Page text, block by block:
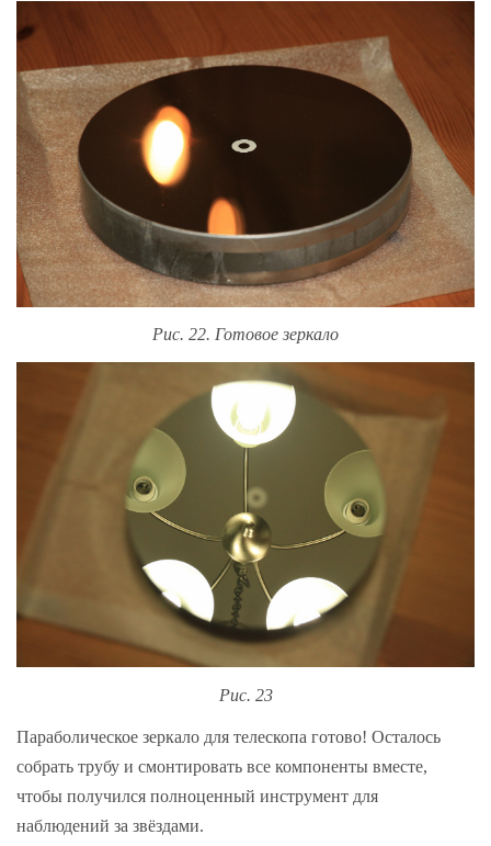
Рис. 22. Готовое зеркало
Рис. 23
Параболическое зеркало для телескопа готово! Осталось
собрать трубу и смонтировать все компоненты вместе,
чтобы получился полноценный инструмент для
наблюдений за звёздами.